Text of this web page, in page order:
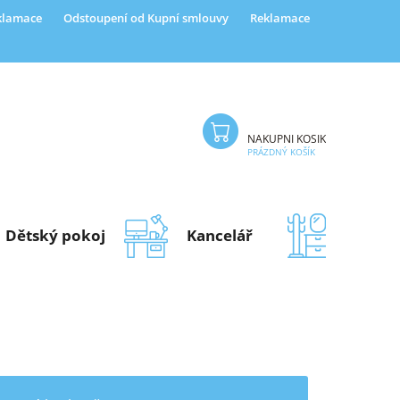
Odstoupení od Kupní smlouvy Reklamace
NÁKUPNÍ KOŠÍK
PRÁZDNÝ KOŠÍK
Dětský pokoj Kancelář